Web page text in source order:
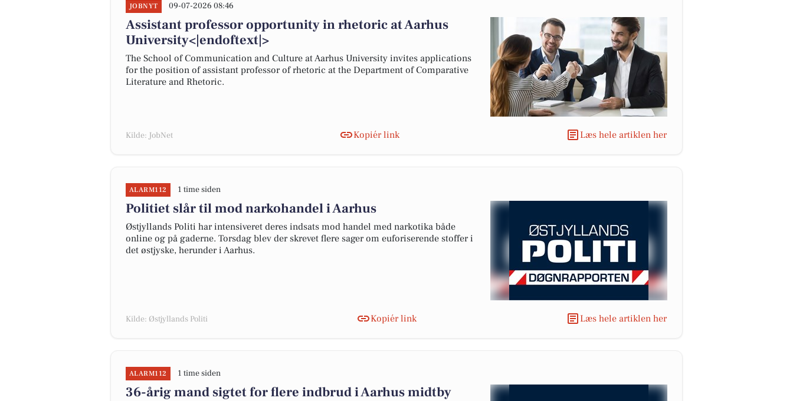
JOBNYT 09-07-2026 08:46
Assistant professor opportunity in rhetoric at Aarhus
University<|endoftext|>
The School of Communication and Culture at Aarhus University invites applications
for the position of assistant professor of rhetoric at the Department of Comparative
Literature and Rhetoric.
Kilde: JobNet Kopiér link Læs hele artiklen her
ALARM112 1 time siden
Politiet slår til mod narkohandel i Aarhus
Østjyllands Politi har intensiveret deres indsats mod handel med narkotika både
online og på gaderne. Torsdag blev der skrevet flere sager om euforiserende stoffer i
det østjyske, herunder i Aarhus.
Kilde: Østjyllands Politi Kopiér link Læs hele artiklen her
ALARM112 1 time siden
36-årig mand sigtet for flere indbrud i Aarhus midtby